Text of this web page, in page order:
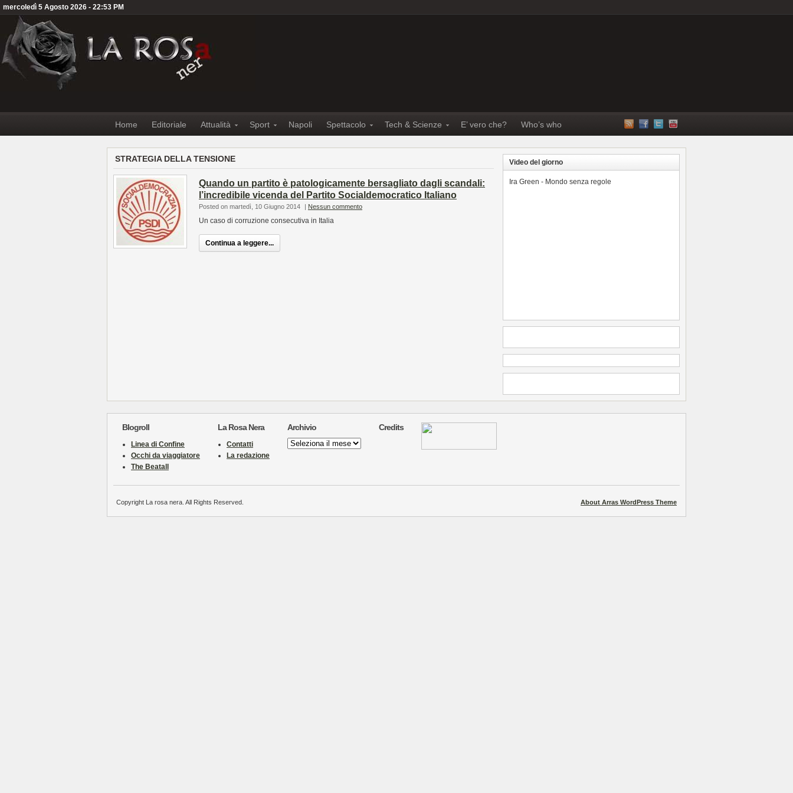
mercoledì 5 Agosto 2026 - 22:53 PM
Home Editoriale Attualità Sport Napoli Spettacolo Tech & Scienze E’ vero che? Who’s who
STRATEGIA DELLA TENSIONE
Quando un partito è patologicamente bersagliato dagli scandali:
l’incredibile vicenda del Partito Socialdemocratico Italiano
Posted on martedì, 10 Giugno 2014 | Nessun commento
Un caso di corruzione consecutiva in Italia
Continua a leggere...
Video del giorno
Ira Green - Mondo senza regole
Blogroll
Linea di Confine
Occhi da viaggiatore
The Beatall
La Rosa Nera
Contatti
La redazione
Archivio
Archivio
Credits
About Arras WordPress Theme
Copyright La rosa nera. All Rights Reserved.